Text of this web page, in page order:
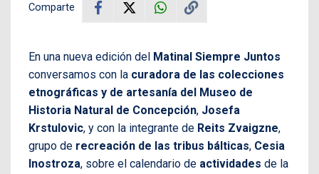
Comparte
En una nueva edición del Matinal Siempre Juntos
conversamos con la curadora de las colecciones
etnográficas y de artesanía del Museo de
Historia Natural de Concepción, Josefa
Krstulovic, y con la integrante de Reits Zvaigzne,
grupo de recreación de las tribus bálticas, Cesia
Inostroza, sobre el calendario de actividades de la